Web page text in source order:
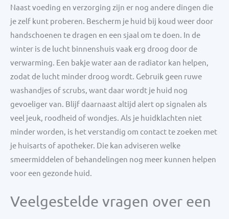
Naast voeding en verzorging zijn er nog andere dingen die
je zelf kunt proberen. Bescherm je huid bij koud weer door
handschoenen te dragen en een sjaal om te doen. In de
winter is de lucht binnenshuis vaak erg droog door de
verwarming. Een bakje water aan de radiator kan helpen,
zodat de lucht minder droog wordt. Gebruik geen ruwe
washandjes of scrubs, want daar wordt je huid nog
gevoeliger van. Blijf daarnaast altijd alert op signalen als
veel jeuk, roodheid of wondjes. Als je huidklachten niet
minder worden, is het verstandig om contact te zoeken met
je huisarts of apotheker. Die kan adviseren welke
smeermiddelen of behandelingen nog meer kunnen helpen
voor een gezonde huid.
Veelgestelde vragen over een